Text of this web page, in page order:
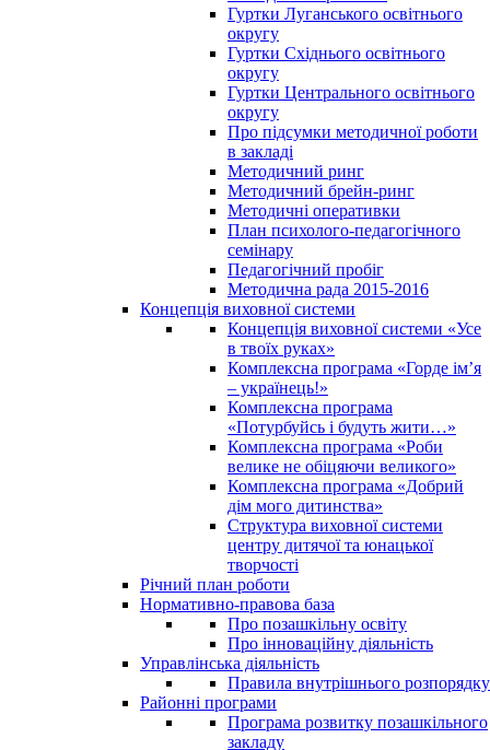
Гуртки Луганського освітнього
округу
Гуртки Східнього освітнього
округу
Гуртки Центрального освітнього
округу
Про підсумки методичної роботи
в закладі
Методичний ринг
Методичний брейн-ринг
Методичні оперативки
План психолого-педагогічного
семінару
Педагогічний пробіг
Методична рада 2015-2016
Концепція виховної системи
Концепція виховної системи «Усе
в твоїх руках»
Комплексна програма «Горде ім’я
– українець!»
Комплексна програма
«Потурбуйсь і будуть жити…»
Комплексна програма «Роби
велике не обіцяючи великого»
Комплексна програма «Добрий
дім мого дитинства»
Структура виховної системи
центру дитячої та юнацької
творчості
Річний план роботи
Нормативно-правова база
Про позашкільну освіту
Про інноваційну діяльність
Управлінська діяльність
Правила внутрішнього розпорядку
Районні програми
Програма розвитку позашкільного
закладу